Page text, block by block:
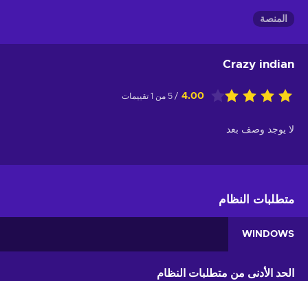
المنصة
Crazy indian
4.00 / 5 من 1 تقييمات
لا يوجد وصف بعد
متطلبات النظام
WINDOWS
الحد الأدنى من متطلبات النظام